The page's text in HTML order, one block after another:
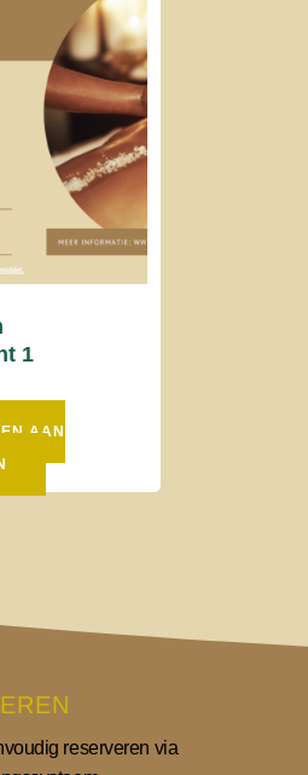
1
AAN
reserveren via